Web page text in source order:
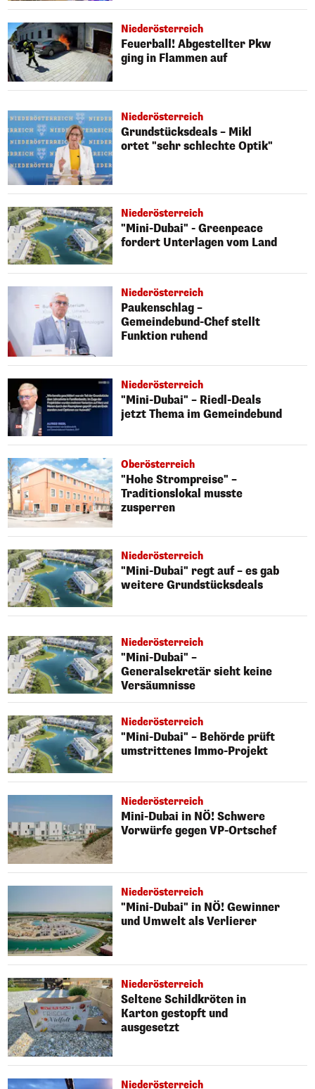
Niederösterreich
Feuerball! Abgestellter Pkw
ging in Flammen auf
Niederösterreich
Grundstücksdeals – Mikl
ortet "sehr schlechte Optik"
Niederösterreich
"Mini-Dubai" - Greenpeace
fordert Unterlagen vom Land
Niederösterreich
Paukenschlag –
Gemeindebund-Chef stellt
Funktion ruhend
Niederösterreich
"Mini-Dubai" – Riedl-Deals
jetzt Thema im Gemeindebund
Oberösterreich
"Hohe Strompreise" –
Traditionslokal musste
zusperren
Niederösterreich
"Mini-Dubai" regt auf – es gab
weitere Grundstücksdeals
Niederösterreich
"Mini-Dubai" –
Generalsekretär sieht keine
Versäumnisse
Niederösterreich
"Mini-Dubai" – Behörde prüft
umstrittenes Immo-Projekt
Niederösterreich
Mini-Dubai in NÖ! Schwere
Vorwürfe gegen VP-Ortschef
Niederösterreich
"Mini-Dubai" in NÖ! Gewinner
und Umwelt als Verlierer
Niederösterreich
Seltene Schildkröten in
Karton gestopft und
ausgesetzt
Niederösterreich